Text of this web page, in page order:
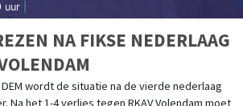
uur
NA FIKSE NEDERLAAG
DEM wordt de situatie na de vierde nederlaag
Na het 1-4 verlies tegen RKAV Volendam moet